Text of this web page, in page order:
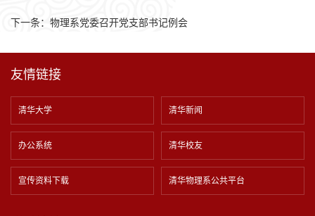
下一条： 物理系党委召开党支部书记例会
友情链接
清华大学 清华新闻
办公系统 清华校友
宣传资料下载 清华物理系公共平台